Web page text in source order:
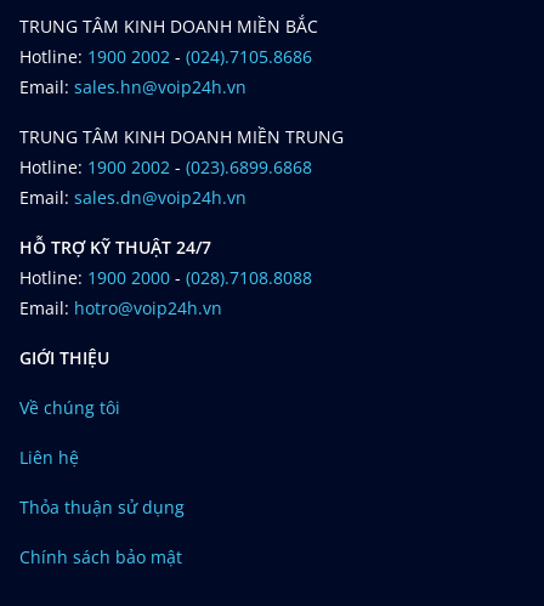
TRUNG TÂM KINH DOANH MIỀN BẮC
Hotline: 1900 2002 - (024).7105.8686
Email: sales.hn@voip24h.vn
TRUNG TÂM KINH DOANH MIỀN TRUNG
Hotline: 1900 2002 - (023).6899.6868
Email: sales.dn@voip24h.vn
HỖ TRỢ KỸ THUẬT 24/7
Hotline: 1900 2000 - (028).7108.8088
Email: hotro@voip24h.vn
GIỚI THIỆU
Về chúng tôi
Liên hệ
Thỏa thuận sử dụng
Chính sách bảo mật